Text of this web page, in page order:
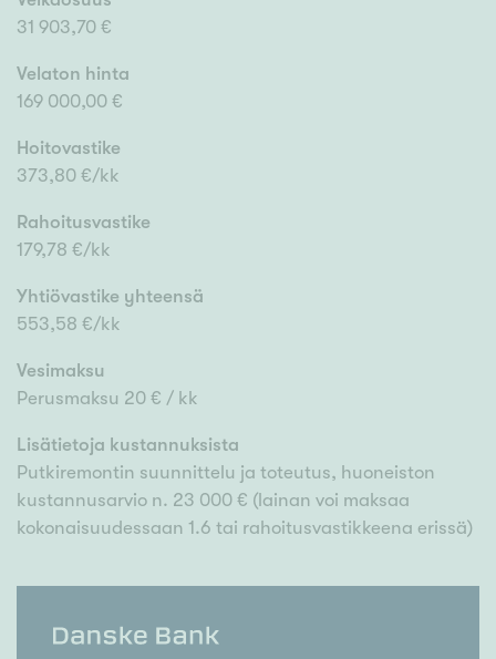
31 903,70 €
Velaton hinta
169 000,00 €
Hoitovastike
373,80 €/kk
Rahoitusvastike
179,78 €/kk
Yhtiövastike yhteensä
553,58 €/kk
Vesimaksu
Perusmaksu 20 € / kk
Lisätietoja kustannuksista
Putkiremontin suunnittelu ja toteutus, huoneiston
kustannusarvio n. 23 000 € (lainan voi maksaa
kokonaisuudessaan 1.6 tai rahoitusvastikkeena erissä)